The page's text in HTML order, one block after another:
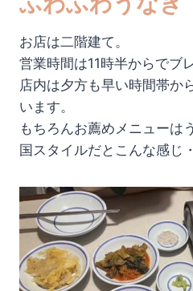
お店は二階建て。
営業時間は11時半からでブ
店内は夕方も早い時間帯か
います。
もちろんお薦めメニューは
国スタイルだとこんな感じ